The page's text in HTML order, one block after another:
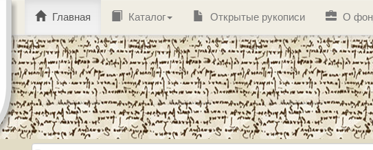
Главная Каталог Открытые рукописи О